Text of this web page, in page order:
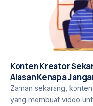
Konten Kreator
Alasan Kenapa
Zaman sekarang,
yang membuat video